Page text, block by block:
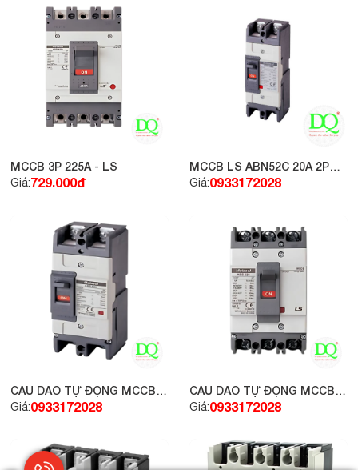
MCCB 3P 225A - LS
Giá: 729.000đ
MCCB LS ABN52C 20A 2P
30kA
Giá:0933172028
CẦU DAO TỰ ĐỘNG MCCB -
LS 2P 30A 30KA
Giá:0933172028
CẦU DAO TỰ ĐỘNG MCCB -
LS 3P 15A 22KA
Giá:0933172028